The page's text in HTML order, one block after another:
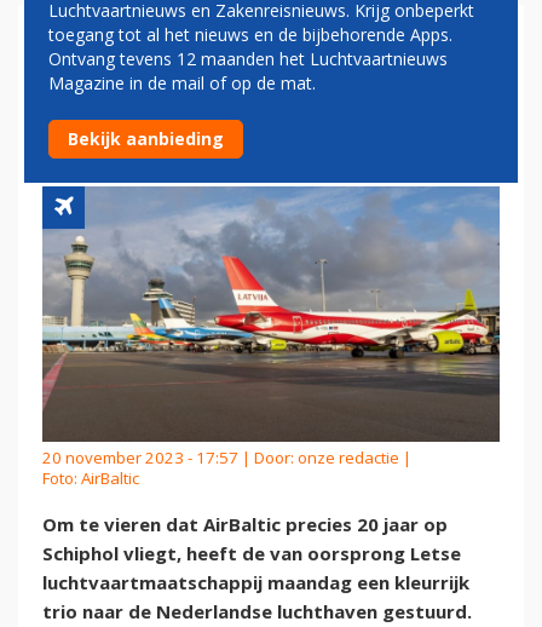
AIRBALTIC VIERT 20 JAAR OP
SCHIPHOL MET KLEURRIJK
TRIO A220'S
20 november 2023 - 17:57 | Door: onze redactie |
Foto: AirBaltic
Om te vieren dat AirBaltic precies 20 jaar op
Schiphol vliegt, heeft de van oorsprong Letse
luchtvaartmaatschappij maandag een kleurrijk
trio naar de Nederlandse luchthaven gestuurd.
Luchtvaartnieuws en Zakenreisnieuws. Krijg onbeperkt
toegang tot al het nieuws en de bijbehorende Apps.
Ontvang tevens 12 maanden het Luchtvaartnieuws
Magazine in de mail of op de mat.
Bekijk aanbieding